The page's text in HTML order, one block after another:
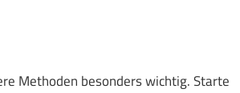
Methoden besonders wichtig. Starte